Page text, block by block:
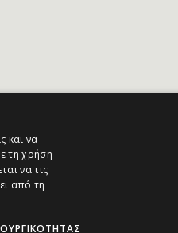
και να
τη χρήση
να τις
από τη